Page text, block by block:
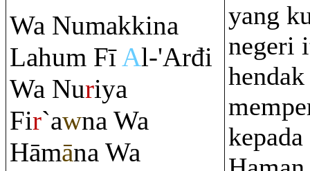
Wa Numakkina
Lahum FīAl-'Arđi
Wa Nuriya
Fir`awna Wa
Hāmāna Wa
yang
negeri
hendak